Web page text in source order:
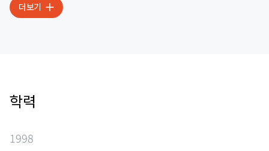
더보기
학력
1998